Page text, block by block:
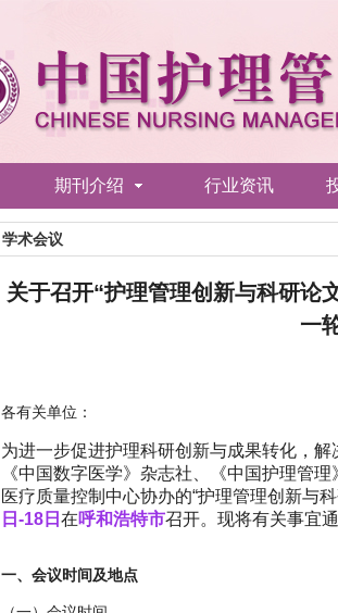
期刊介绍 行业资讯
学术会议
关于召开“护理管理创新与科研论
一
各有关单位：
为进一步促进护理科研创新与成果转化，
《中国数字医学》杂志社、《中国护理管
医疗质量控制中心协办的“护理管理创新与
日-18日 在呼和浩特市召开。现将有关事宜通
一、会议时间及地点